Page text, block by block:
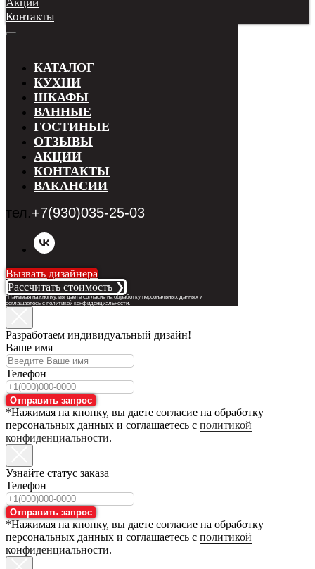
Контакты
КАТАЛОГ
КУХНИ
ШКАФЫ
ВАННЫЕ
ГОСТИНЫЕ
ОТЗЫВЫ
АКЦИИ
КОНТАКТЫ
ВАКАНСИИ
тел.+7(930)035-25-03
Вызвать дизайнера
Рассчитать стоимость ❯
*Нажимая на кнопку, вы даете согласие на обработку персональных данных и
соглашаетесь с политикой конфиденциальности.
Разработаем индивидуальный дизайн!
Ваше имя
Телефон
Отправить запрос
*Нажимая на кнопку, вы даете согласие на обработку
персональных данных и соглашаетесь с политикой
конфиденциальности.
Узнайте статус заказа
Телефон
Отправить запрос
*Нажимая на кнопку, вы даете согласие на обработку
персональных данных и соглашаетесь с политикой
конфиденциальности.